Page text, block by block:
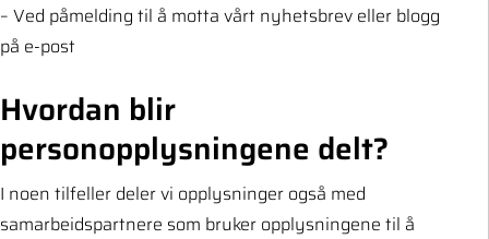
– Ved påmelding til å motta vårt nyhetsbrev eller blogg
på e-post
Hvordan blir
personopplysningene delt?
I noen tilfeller deler vi opplysninger også med
samarbeidspartnere som bruker opplysningene til å